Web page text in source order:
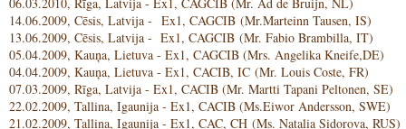
14.06.2009, Cēsis, Latvija - Ex1, CAGCIB (Mr.Marteinn Tausen, IS)
13.06.2009, Cēsis, Latvija - Ex1, CAGCIB (Mr. Fabio Brambilla, IT)
05.04.2009, Kauņa, Lietuva - Ex1, CAGCIB (Mrs. Angelika Kneife,DE)
04.04.2009, Kauņa, Lietuva - Ex1, CACIB, IC (Mr. Louis Coste, FR)
07.03.2009, Rīga, Latvija - Ex1, CACIB (Mr. Martti Tapani Peltonen, SE)
22.02.2009, Tallina, Igaunija - Ex1, CACIB (Ms.Eiwor Andersson, SWE)
21.02.2009, Tallina, Igaunija - Ex1, CAC, CH (Ms. Natalia Sidorova, RUS)